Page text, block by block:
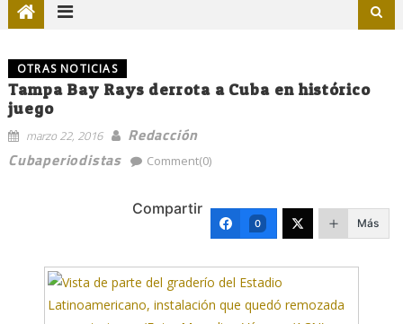
OTRAS NOTICIAS
Tampa Bay Rays derrota a Cuba en histórico
juego
marzo 22, 2016
Redacción
Cubaperiodistas
Comment(0)
Compartir
0 Más